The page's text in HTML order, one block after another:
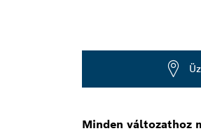
Minden változathoz